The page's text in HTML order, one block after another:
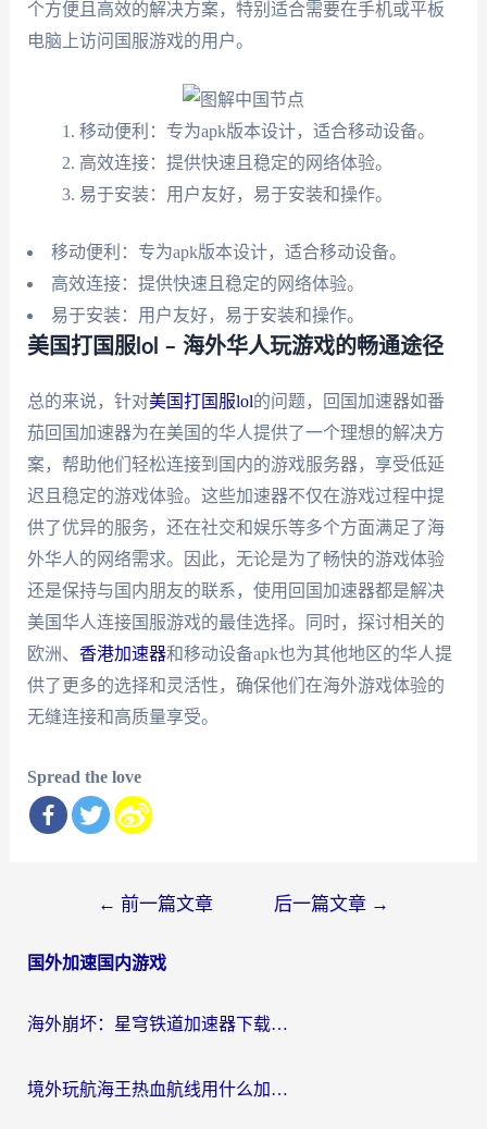
个方便且高效的解决方案，特别适合需要在手机或平板
电脑上访问国服游戏的用户。
移动便利：专为apk版本设计，适合移动设备。
高效连接：提供快速且稳定的网络体验。
易于安装：用户友好，易于安装和操作。
移动便利：专为apk版本设计，适合移动设备。
高效连接：提供快速且稳定的网络体验。
易于安装：用户友好，易于安装和操作。
美国打国服lol – 海外华人玩游戏的畅通途径
总的来说，针对美国打国服lol的问题，回国加速器如番
茄回国加速器为在美国的华人提供了一个理想的解决方
案，帮助他们轻松连接到国内的游戏服务器，享受低延
迟且稳定的游戏体验。这些加速器不仅在游戏过程中提
供了优异的服务，还在社交和娱乐等多个方面满足了海
外华人的网络需求。因此，无论是为了畅快的游戏体验
还是保持与国内朋友的联系，使用回国加速器都是解决
美国华人连接国服游戏的最佳选择。同时，探讨相关的
欧洲、 香港加速器和移动设备apk也为其他地区的华人提
供了更多的选择和灵活性，确保他们在海外游戏体验的
无缝连接和高质量享受。
Spread the love
导
← 前一篇文章 后一篇文章 →
国外加速国内游戏
海外崩坏：星穹铁道加速器下载安装：一份给游子的终极网络指南
境外玩航海王热血航线用什么加速器？2026海外玩家实测最优方案（附欧洲问道堡垒前线加速技巧）